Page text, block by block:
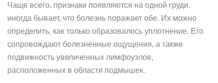
Чаще всего, признаки появляются на одной груди,
иногда бывает, что болезнь поражает обе. Их можно
определить, как только образовалось уплотнение. Его
сопровождают болезненные ощущения, а также
подвижность увеличенных лимфоузлов,
расположенных в области подмышек.